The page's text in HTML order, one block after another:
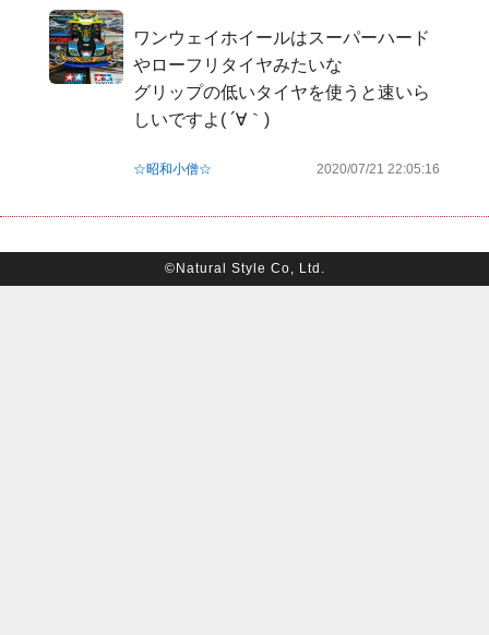
ワンウェイホイールはスーパーハード
やローフリタイヤみたいな
グリップの低いタイヤを使うと速いら
しいですよ( ´∀｀)
☆昭和小僧☆ 2020/07/21 22:05:16
©Natural Style Co, Ltd.